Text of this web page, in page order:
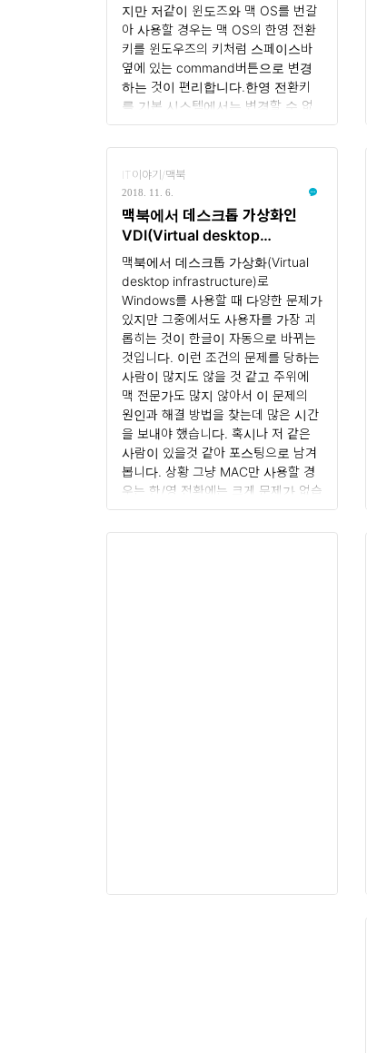
지만 저같이 윈도즈와 맥 OS를 번갈
아 사용할 경우는 맥 OS의 한영 전환
키를 윈도우즈의 키처럼 스페이스바
옆에 있는 command버튼으로 변경
하는 것이 편리합니다.한영 전환키
를 기본 시스템에서는 변경할 수 없
고 Karabiner라는 유틸리티 프로그램
의 도움을 받아야 합니다.먼저
elements.pqrs.org 에 접속을 합니
다.다운로드 및 설치하기자신의 OS
버전에 맞는 설치 파일을 다운로드
하고 설치를 합니다. 설정하기..
IT이야기/맥북
2018. 11. 6.
맥북에서 데스크톱 가상화인
VDI(Virtual desktop
infrastructure) 사용할 때 한글
문제점 해결하기
맥북에서 데스크톱 가상화(Virtual
desktop infrastructure)로
Windows를 사용할 때 다양한 문제가
있지만 그중에서도 사용자를 가장 괴
롭히는 것이 한글이 자동으로 바뀌는
것입니다. 이런 조건의 문제를 당하는
사람이 많지도 않을 것 같고 주위에
맥 전문가도 많지 않아서 이 문제의
원인과 해결 방법을 찾는데 많은 시간
을 보내야 했습니다. 혹시나 저 같은
사람이 있을것 같아 포스팅으로 남겨
봅니다. 상황 그냥 MAC만 사용할 경
우는 한/영 전환에는 크게 문제가 없습
니다. 한/영키가 없는 예전 MAC 이면
shift + spaceBar로 전환하면 되고